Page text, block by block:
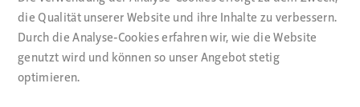
die Qualität unserer Website und ihre Inhalte zu verbessern.
Durch die Analyse-Cookies erfahren wir, wie die Website
genutzt wird und können so unser Angebot stetig
optimieren.